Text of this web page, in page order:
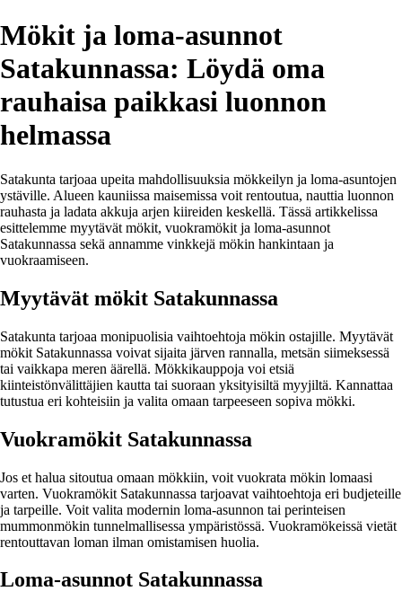
Mökit ja loma-asunnot
Satakunnassa: Löydä oma
rauhaisa paikkasi luonnon
helmassa
Satakunta tarjoaa upeita mahdollisuuksia mökkeilyn ja loma-asuntojen
ystäville. Alueen kauniissa maisemissa voit rentoutua, nauttia luonnon
rauhasta ja ladata akkuja arjen kiireiden keskellä. Tässä artikkelissa
esittelemme myytävät mökit, vuokramökit ja loma-asunnot
Satakunnassa sekä annamme vinkkejä mökin hankintaan ja
vuokraamiseen.
Myytävät mökit Satakunnassa
Satakunta tarjoaa monipuolisia vaihtoehtoja mökin ostajille. Myytävät
mökit Satakunnassa voivat sijaita järven rannalla, metsän siimeksessä
tai vaikkapa meren äärellä. Mökkikauppoja voi etsiä
kiinteistönvälittäjien kautta tai suoraan yksityisiltä myyjiltä. Kannattaa
tutustua eri kohteisiin ja valita omaan tarpeeseen sopiva mökki.
Vuokramökit Satakunnassa
Jos et halua sitoutua omaan mökkiin, voit vuokrata mökin lomaasi
varten. Vuokramökit Satakunnassa tarjoavat vaihtoehtoja eri budjeteille
ja tarpeille. Voit valita modernin loma-asunnon tai perinteisen
mummonmökin tunnelmallisessa ympäristössä. Vuokramökeissä vietät
rentouttavan loman ilman omistamisen huolia.
Loma-asunnot Satakunnassa